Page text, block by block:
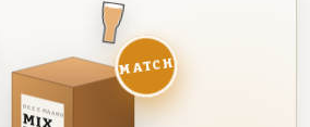
DEZE MAAND
MIX
MATCH